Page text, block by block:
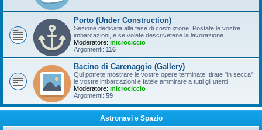
Porto (Under Construction)
Sezione dedicata alla fase di costruzione. Postate le vostre
imbarcazioni, e se volete descrivetene la lavorazione.
Moderatore: microciccio
Argomenti: 116
Bacino di Carenaggio (Gallery)
Qui potrete mostrare le vostre opere terminate! tirate "in secca"
le vostre imbarcazioni e fatele ammirare a tutti gli utenti.
Moderatore: microciccio
Argomenti: 59
Astronavi e Spazio